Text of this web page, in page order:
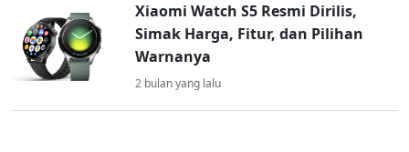
Xiaomi Watch S5 Resmi Dirilis,
Simak Harga, Fitur, dan Pilihan
Warnanya
2 bulan yang lalu